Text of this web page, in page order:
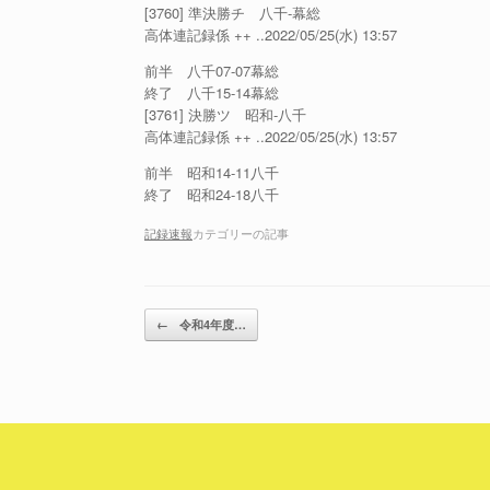
[3760] 準決勝チ 八千-幕総
高体連記録係 ++ ..2022/05/25(水) 13:57
前半 八千07-07幕総
終了 八千15-14幕総
[3761] 決勝ツ 昭和-八千
高体連記録係 ++ ..2022/05/25(水) 13:57
前半 昭和14-11八千
終了 昭和24-18八千
記録速報カテゴリーの記事
投稿ナビゲーション
← 令和4年度…